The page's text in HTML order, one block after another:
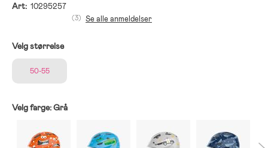
Art: 10295257
(3) Se alle anmeldelser
Velg størrelse
50-55
Velg farge:Grå